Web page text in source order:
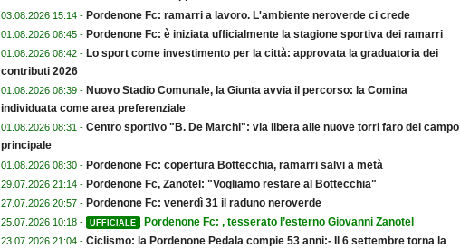
03.08.2026 15:14 - Pordenone Fc: ramarri a lavoro. L'ambiente neroverde ci crede
01.08.2026 08:45 - Pordenone Fc: è iniziata ufficialmente la stagione sportiva dei ramarri
01.08.2026 08:42 - Lo sport come investimento per la città: approvata la graduatoria dei
contributi 2026
01.08.2026 08:39 - Nuovo Stadio Comunale, la Giunta avvia il percorso: la Comina
individuata come area preferenziale
01.08.2026 08:31 - Centro sportivo "B. De Marchi": via libera alle nuove torri faro del campo
principale
01.08.2026 08:30 - Pordenone Fc: copertura Bottecchia, ramarri salvi a metà
29.07.2026 21:14 - Pordenone Fc, Zanotel: "Vogliamo restare al Bottecchia"
27.07.2026 20:57 - Pordenone Fc: venerdì 31 il raduno neroverde
25.07.2026 10:18 - UFFICIALE Pordenone Fc: , tesserato l’esterno Giovanni Zanotel
23.07.2026 21:04 - Ciclismo: la Pordenone Pedala compie 53 anni:- Il 6 settembre torna la